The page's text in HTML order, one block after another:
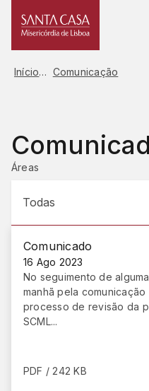
para
Início Comunicação
Áreas
Todas
Comunicado
16 Ago 2023
No seguimento de
manhã pela
processo de revisão da
SCML...
PDF / 242 KB